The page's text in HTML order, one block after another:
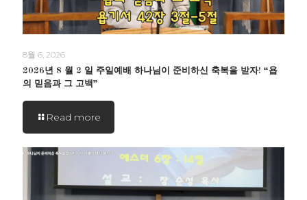
8월 6, 2026
2026년 8 월 2 일 주일예배 하나님이 준비하신 축복을 받자! “욥
의 믿음과 그 고백”
Read more